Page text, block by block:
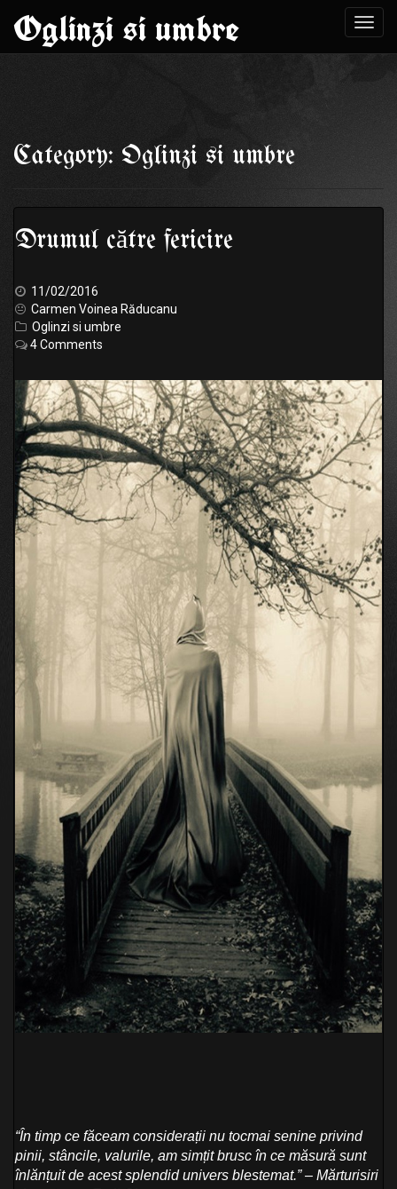
content
Oglinzi si umbre
Category: Oglinzi si umbre
Drumul către fericire
11/02/2016
Carmen Voinea Răducanu
Oglinzi si umbre
4 Comments
“În timp ce făceam considerații nu tocmai senine privind
pinii, stâncile, valurile, am simțit brusc în ce măsură sunt
înlănțuit de acest splendid univers blestemat.” – Mărturisiri